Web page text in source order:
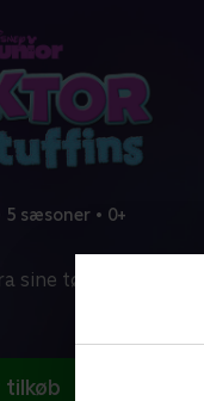
5 sæsoner • 0+
sine tøjdyr driver